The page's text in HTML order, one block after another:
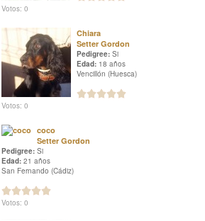
Votos: 0
Chiara
Setter Gordon
Pedigree: Si
Edad: 18 años
Vencillón (Huesca)
Votos: 0
coco
Setter Gordon
Pedigree: Si
Edad: 21 años
San Fernando (Cádiz)
Votos: 0